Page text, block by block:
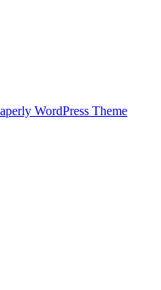
WordPress Theme